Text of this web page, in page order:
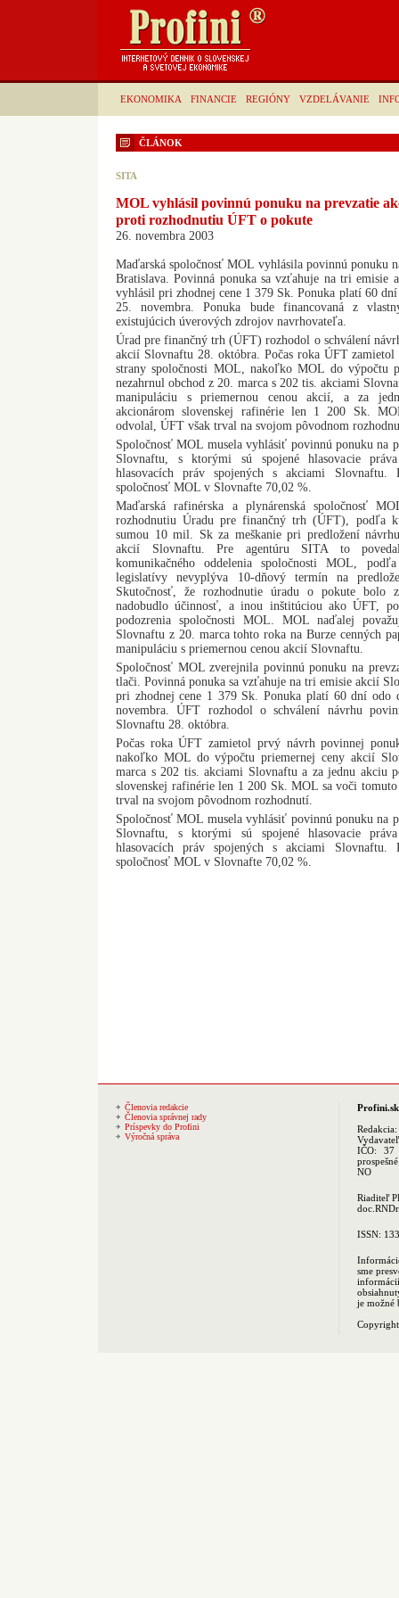
EKONOMIKA FINANCIE REGIÓNY VZDELÁVANIE
ČLÁNOK
SITA
MOL vyhlásil povinnú ponuku na prevzatie
proti rozhodnutiu ÚFT o pokute
26. novembra 2003
Maďarská spoločnosť MOL vyhlásila povinnú ponuku
Bratislava. Povinná ponuka sa vzťahuje na tri
vyhlásil pri zhodnej cene 1 379 Sk. Ponuka platí 60
25. novembra. Ponuka bude financovaná z
existujúcich úverových zdrojov navrhovateľa.
Úrad pre finančný trh (ÚFT) rozhodol o schválení
akcií Slovnaftu 28. októbra. Počas roka ÚFT
strany spoločnosti MOL, nakoľko MOL do výpočtu
nezahrnul obchod z 20. marca s 202 tis. akciami
manipuláciu s priemernou cenou akcií, a za
akcionárom slovenskej rafinérie len 1 200 Sk.
odvolal, ÚFT však trval na svojom pôvodnom
Spoločnosť MOL musela vyhlásiť povinnú ponuku na
Slovnaftu, s ktorými sú spojené hlasovacie
hlasovacích práv spojených s akciami Slovnaftu.
spoločnosť MOL v Slovnafte 70,02 %.
Maďarská rafinérska a plynárenská spoločnosť
rozhodnutiu Úradu pre finančný trh (ÚFT), podľa
sumou 10 mil. Sk za meškanie pri predložení
akcií Slovnaftu. Pre agentúru SITA to
komunikačného oddelenia spoločnosti MOL,
legislatívy nevyplýva 10-dňový termín na
Skutočnosť, že rozhodnutie úradu o pokute bolo
nadobudlo účinnosť, a inou inštitúciou ako ÚFT,
podozrenia spoločnosti MOL. MOL naďalej
Slovnaftu z 20. marca tohto roka na Burze cenných
manipuláciu s priemernou cenou akcií Slovnaftu.
Spoločnosť MOL zverejnila povinnú ponuku na
tlači. Povinná ponuka sa vzťahuje na tri emisie akcií
pri zhodnej cene 1 379 Sk. Ponuka platí 60 dní odo
novembra. ÚFT rozhodol o schválení návrhu
Slovnaftu 28. októbra.
Počas roka ÚFT zamietol prvý návrh povinnej
nakoľko MOL do výpočtu priemernej ceny akcií
marca s 202 tis. akciami Slovnaftu a za jednu akciu
slovenskej rafinérie len 1 200 Sk. MOL sa voči
trval na svojom pôvodnom rozhodnutí.
Spoločnosť MOL musela vyhlásiť povinnú ponuku na
Slovnaftu, s ktorými sú spojené hlasovacie
hlasovacích práv spojených s akciami Slovnaftu.
spoločnosť MOL v Slovnafte 70,02 %.
Členovia redakcie
Členovia správnej rady
Príspevky do Profini
Výročná správa
Profini.sk
Redakcia:
IČO: 37
NO
Riaditeľ
ISSN:
sme
je možné